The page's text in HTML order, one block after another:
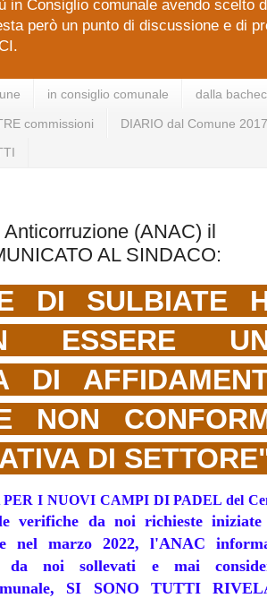
in Consiglio comunale avendo scelto
però un punto di discussione e di
in consiglio comunale dalla
commissioni DIARIO dal Comune
(ANAC) il
AL SINDACO:
DI SULBIATE
ESSERE
DI
NON
DI
I NUOVI CAMPI DI PADEL del
verifiche da noi richieste iniziate
nel marzo 2022, l'ANAC
noi sollevati e mai
SI SONO TUTTI